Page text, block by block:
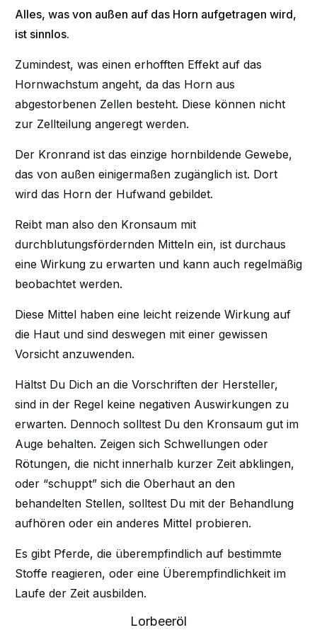
Alles, was von außen auf das Horn aufgetragen wird,
ist sinnlos.
Zumindest, was einen erhofften Effekt auf das
Hornwachstum angeht, da das Horn aus
abgestorbenen Zellen besteht. Diese können nicht
zur Zellteilung angeregt werden.
Der Kronrand ist das einzige hornbildende Gewebe,
das von außen einigermaßen zugänglich ist. Dort
wird das Horn der Hufwand gebildet.
Reibt man also den Kronsaum mit
durchblutungsfördernden Mitteln ein, ist durchaus
eine Wirkung zu erwarten und kann auch regelmäßig
beobachtet werden.
Diese Mittel haben eine leicht reizende Wirkung auf
die Haut und sind deswegen mit einer gewissen
Vorsicht anzuwenden.
Hältst Du Dich an die Vorschriften der Hersteller,
sind in der Regel keine negativen Auswirkungen zu
erwarten. Dennoch solltest Du den Kronsaum gut im
Auge behalten. Zeigen sich Schwellungen oder
Rötungen, die nicht innerhalb kurzer Zeit abklingen,
oder “schuppt” sich die Oberhaut an den
behandelten Stellen, solltest Du mit der Behandlung
aufhören oder ein anderes Mittel probieren.
Es gibt Pferde, die überempfindlich auf bestimmte
Stoffe reagieren, oder eine Überempfindlichkeit im
Laufe der Zeit ausbilden.
Lorbeeröl